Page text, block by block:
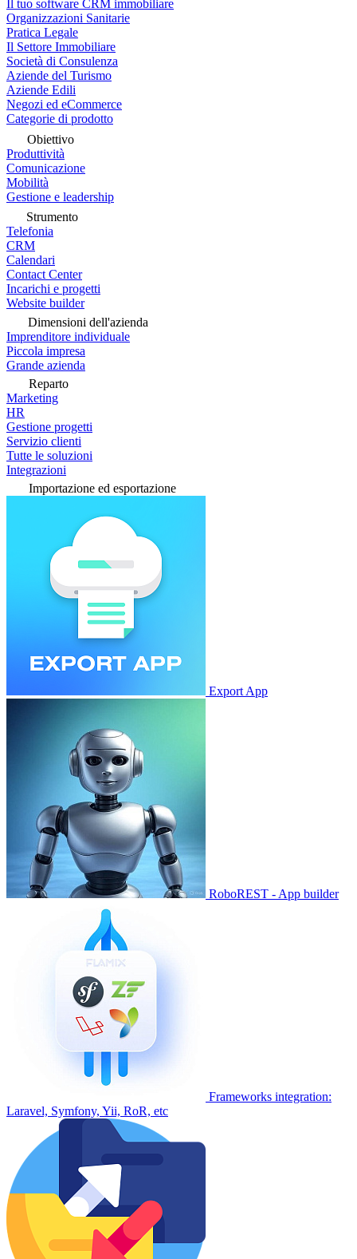
Il tuo software CRM immobiliare
Organizzazioni Sanitarie
Pratica Legale
Il Settore Immobiliare
Società di Consulenza
Aziende del Turismo
Aziende Edili
Negozi ed eCommerce
Categorie di prodotto
Obiettivo
Produttività
Comunicazione
Mobilità
Gestione e leadership
Strumento
Telefonia
CRM
Calendari
Contact Center
Incarichi e progetti
Website builder
Dimensioni dell'azienda
Imprenditore individuale
Piccola impresa
Grande azienda
Reparto
Marketing
HR
Gestione progetti
Servizio clienti
Tutte le soluzioni
Integrazioni
Importazione ed esportazione
Export App
RoboREST - App builder
Frameworks integration:
Laravel, Symfony, Yii, RoR, etc